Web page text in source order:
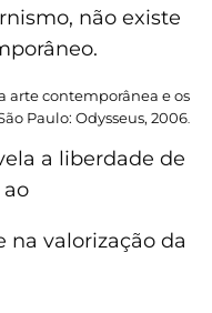
não existe
arte contemporânea e os
Paulo: Odysseus, 2006.
a liberdade de
na valorização da